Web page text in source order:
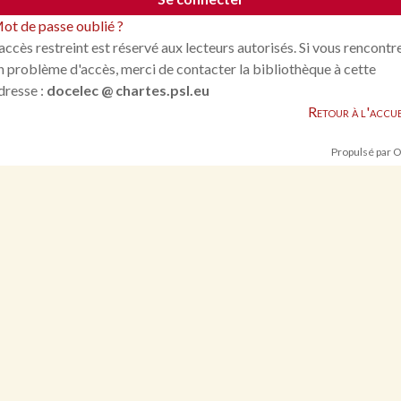
de passe oublié ?
restreint est réservé aux lecteurs autorisés. Si vous
problème d'accès, merci de contacter la bibliothèque à cette
: docelec @ chartes.psl.eu
Retour à
Propulsé par